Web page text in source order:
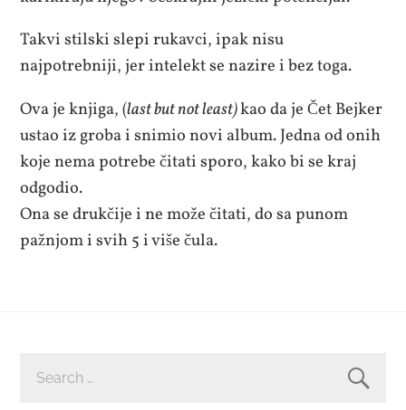
Takvi stilski slepi rukavci, ipak nisu
najpotrebniji, jer intelekt se nazire i bez toga.
Ova je knjiga, (last but not least)kao da je Čet Bejker
ustao iz groba i snimio novi album. Jedna od onih
koje nema potrebe čitati sporo, kako bi se kraj
odgodio.
Ona se drukčije i ne može čitati, do sa punom
pažnjom i svih 5 i više čula.
FOR: